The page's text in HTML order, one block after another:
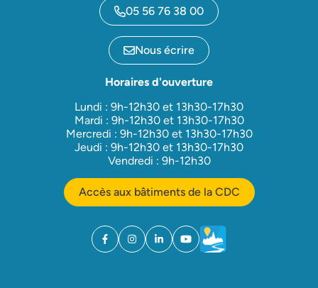
05 56 76 38 00
Nous écrire
Horaires d'ouverture
Lundi : 9h-12h30 et 13h30-17h30
Mardi : 9h-12h30 et 13h30-17h30
Mercredi : 9h-12h30 et 13h30-17h30
Jeudi : 9h-12h30 et 13h30-17h30
Vendredi : 9h-12h30
Accès aux bâtiments de la CDC
Facebook
(ouverture dans un nouvel onglet)
Instagram
(ouverture dans un nouvel onglet)
Linkedin
(ouverture dans un nouvel onglet)
YouTube
(ouverture dans un nouvel
Météo
(ouverture dans un